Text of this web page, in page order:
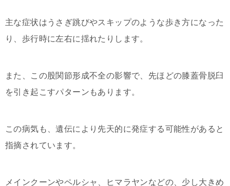
主な症状はうさぎ跳びやスキップのような歩き方になった
り、歩行時に左右に揺れたりします。
また、この股関節形成不全の影響で、先ほどの膝蓋骨脱臼
を引き起こすパターンもあります。
この病気も、遺伝により先天的に発症する可能性があると
指摘されています。
メインクーンやペルシャ、ヒマラヤンなどの、少し大きめ